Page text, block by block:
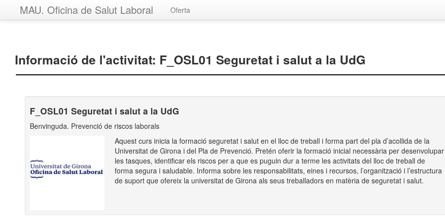
MAU. Oficina de Salut Laboral Oferta
Informació de l'activitat: F_OSL01 Seguretat i salut a la UdG
F_OSL01 Seguretat i salut a la UdG
Benvinguda. Prevenció de riscos laborals
Aquest curs inicia la formació seguretat i salut en el lloc de treball i forma part del pla d’acollida de la
Universitat de Girona i del Pla de Prevenció. Pretén oferir la formació inicial necessària per desenvolupar
les tasques, identificar els riscos per a que es puguin dur a terme les activitats del lloc de treball de
forma segura i saludable. Informa sobre les responsabilitats, eines i recursos, l’organització i l’estructura
de suport que ofereix la universitat de Girona als seus treballadors en matèria de seguretat i salut.